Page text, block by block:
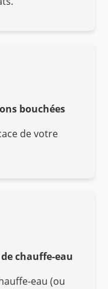
bouchées
de votre
chauffe-eau
eau (ou